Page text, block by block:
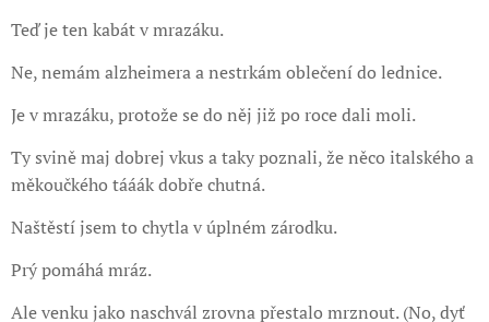
Teď je ten kabát v mrazáku.
Ne, nemám alzheimera a nestrkám oblečení do lednice.
Je v mrazáku, protože se do něj již po roce dali moli.
Ty svině maj dobrej vkus a taky poznali, že něco italského a
měkoučkého tááák dobře chutná.
Naštěstí jsem to chytla v úplném zárodku.
Prý pomáhá mráz.
Ale venku jako naschvál zrovna přestalo mrznout. (No, dyť